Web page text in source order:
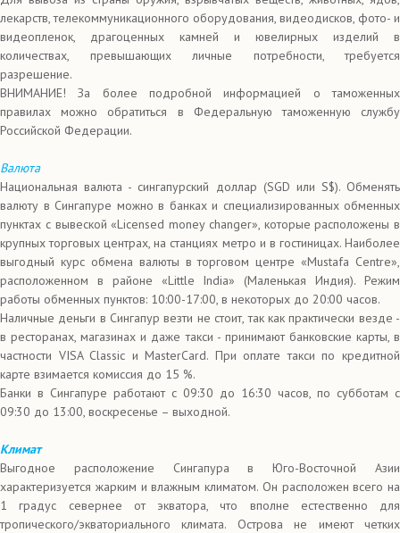
лекарств, телекоммуникационного оборудования, видеодисков, фото- и
видеопленок, драгоценных камней и ювелирных изделий в
количествах, превышающих личные потребности, требуется
разрешение.
ВНИМАНИЕ! За более подробной информацией о таможенных
правилах можно обратиться в Федеральную таможенную службу
Российской Федерации.
Валюта
Национальная валюта - сингапурский доллар (SGD или S$). Обменять
валюту в Сингапуре можно в банках и специализированных обменных
пунктах с вывеской «Licensed money changer», которые расположены в
крупных торговых центрах, на станциях метро и в гостиницах. Наиболее
выгодный курс обмена валюты в торговом центре «Mustafa Centre»,
расположенном в районе «Little India» (Маленькая Индия). Режим
работы обменных пунктов: 10:00-17:00, в некоторых до 20:00 часов.
Наличные деньги в Сингапур везти не стоит, так как практически везде -
в ресторанах, магазинах и даже такси - принимают банковские карты, в
частности VISA Classic и MasterCard. При оплате такси по кредитной
карте взимается комиссия до 15 %.
Банки в Сингапуре работают с 09:30 до 16:30 часов, по субботам с
09:30 до 13:00, воскресенье – выходной.
Климат
Выгодное расположение Сингапура в Юго-Восточной Азии
характеризуется жарким и влажным климатом. Он расположен всего на
1 градус севернее от экватора, что вполне естественно для
тропического/экваториального климата. Острова не имеют четких